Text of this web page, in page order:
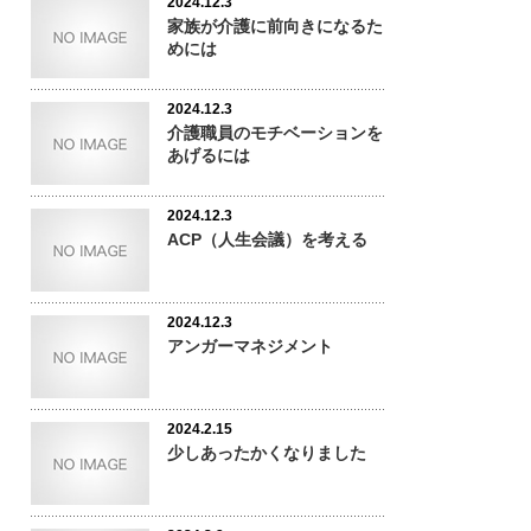
家族が介護に前向きになるた
めには
2024.12.3
介護職員のモチベーションを
あげるには
2024.12.3
ACP（人生会議）を考える
2024.12.3
アンガーマネジメント
2024.2.15
少しあったかくなりました